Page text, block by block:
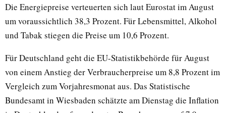
Die Energiepreise verteuerten sich laut Eurostat im August
um voraussichtlich 38,3 Prozent. Für Lebensmittel, Alkohol
und Tabak stiegen die Preise um 10,6 Prozent.
Für Deutschland geht die EU-Statistikbehörde für August
von einem Anstieg der Verbraucherpreise um 8,8 Prozent im
Vergleich zum Vorjahresmonat aus. Das Statistische
Bundesamt in Wiesbaden schätzte am Dienstag die Inflation